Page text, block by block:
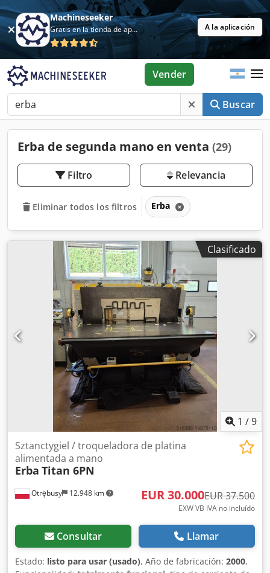
Machineseeker
Gratis en la tienda de aplicaciones A la aplicación
Buscar
Vender
Erba de segunda mano en venta (29)
Filtro Relevancia
Eliminar todos los filtros Erba
Clasificado
1 /9
Otrębusy 12.948 km
Sztanctygiel / troqueladora de platina
alimentada a mano
Erba Titan 6PN
EUR 30.000EUR 37.500
EXW VB IVA no incluído
Consultar Llamar
Estado: listo para usar (usado), Año de fabricación: 2000,